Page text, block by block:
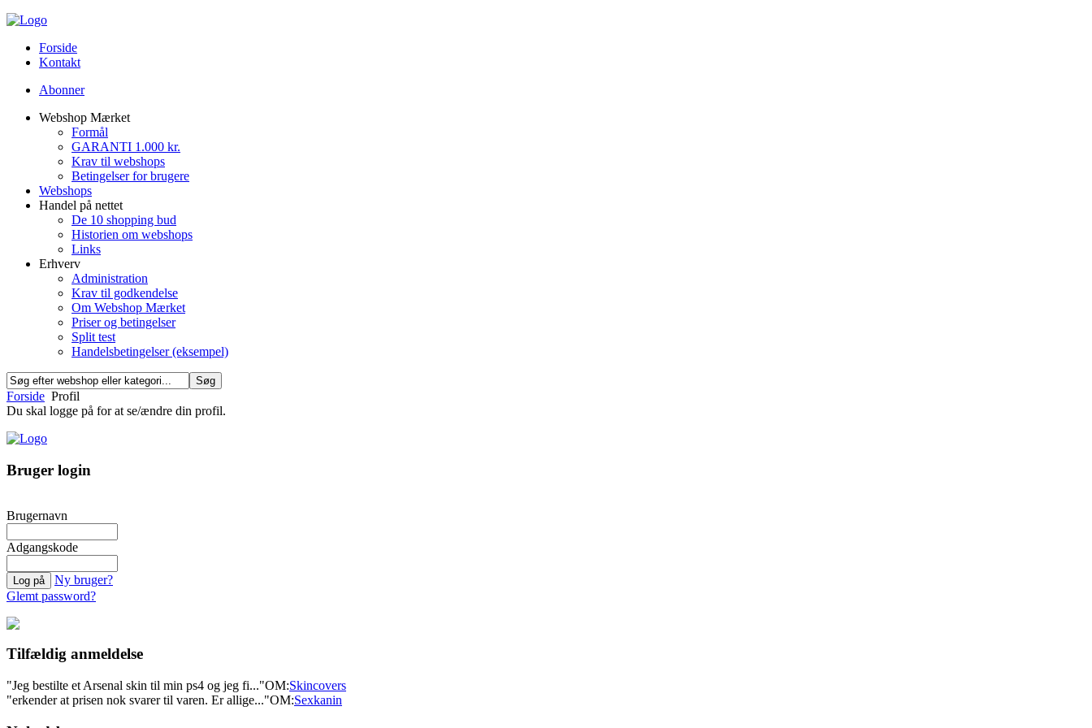
Forside
Kontakt
Abonner
Webshop Mærket
Formål
GARANTI 1.000 kr.
Krav til webshops
Betingelser for brugere
Webshops
Handel på nettet
De 10 shopping bud
Historien om webshops
Links
Erhverv
Administration
Krav til godkendelse
Om Webshop Mærket
Priser og betingelser
Split test
Handelsbetingelser (eksempel)
Forside Profil
Du skal logge på for at se/ændre din profil.
Bruger login
Brugernavn
Adgangskode
Ny bruger?
Glemt password?
Tilfældig anmeldelse
"Jeg bestilte et Arsenal skin til min ps4 og jeg fi..."OM:Skincovers
"erkender at prisen nok svarer til varen. Er allige..."OM:Sexkanin